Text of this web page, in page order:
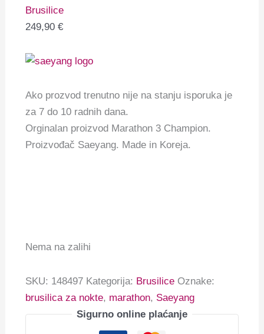
Brusilice
249,90€
Ako prozvod trenutno nije na stanju isporuka je
za 7 do 10 radnih dana.
Orginalan proizvod Marathon 3 Champion.
Proizvođač Saeyang. Made in Koreja.
Nema na zalihi
SKU: 148497 Kategorija: Brusilice Oznake:
brusilica za nokte, marathon, Saeyang
Sigurno online plaćanje